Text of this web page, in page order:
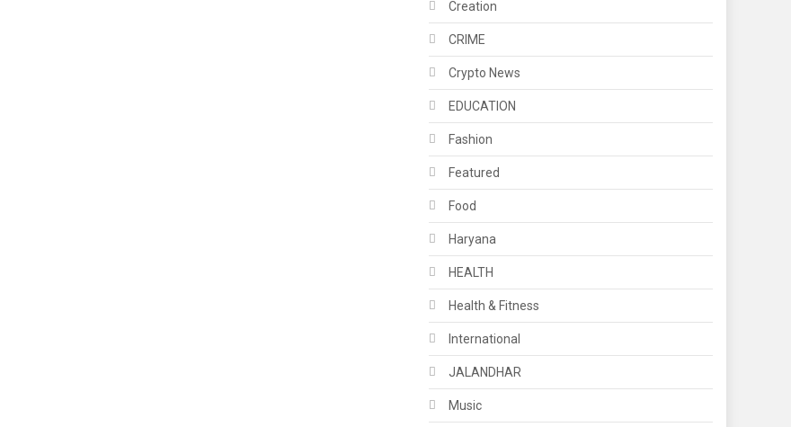
Creation
CRIME
Crypto News
EDUCATION
Fashion
Featured
Food
Haryana
HEALTH
Health & Fitness
International
JALANDHAR
Music